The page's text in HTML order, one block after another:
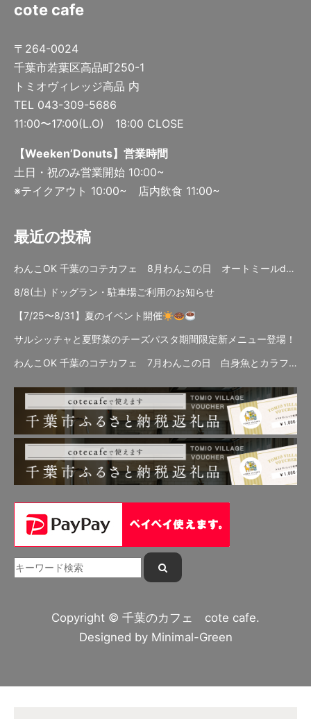
cote cafe
〒264-0024
千葉市若葉区高品町250-1
トミオヴィレッジ高品 内
TEL 043-309-5686
11:00〜17:00(L.O) 18:00 CLOSE
【Weeken’Donuts】営業時間
土日・祝のみ営業開始 10:00~
※テイクアウト 10:00~ 店内飲食 11:00~
最近の投稿
わんこOK 千葉のコテカフェ 8月わんこの日 オートミールdeローストビーフライス
8/8(土) ドッグラン・駐車場ご利用のお知らせ
【7/25〜8/31】夏のイベント開催
サルシッチャと夏野菜のチーズパスタ期間限定新メニュー登場！
わんこOK 千葉のコテカフェ 7月わんこの日 白身魚とカラフルやさいのオムレツ
Copyright © 千葉のカフェ cote cafe.
Designed by Minimal-Green